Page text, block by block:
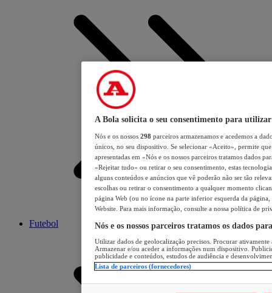
Futebol
A Bola solicita o seu consentimento para utilizar
Nós e os nossos 298 parceiros armazenamos e acedemos a
únicos, no seu dispositivo. Se selecionar «Aceito», permite
apresentadas em «Nós e os nossos parceiros tratamos dados
«Rejeitar tudo» ou retirar o seu consentimento, estas
alguns conteúdos e anúncios que vê poderão não ser tão
escolhas ou retirar o consentimento a qualquer momento
página Web (ou no ícone na parte inferior esquerda da página,
Website. Para mais informação, consulte a nossa política de
Nós e os nossos parceiros tratamos os dados
Utilizar dados de geolocalização precisos. Procurar
Armazenar e/ou aceder a informações num dispositivo.
publicidade e conteúdos, estudos de audiência e
Lista de parceiros (fornecedores)